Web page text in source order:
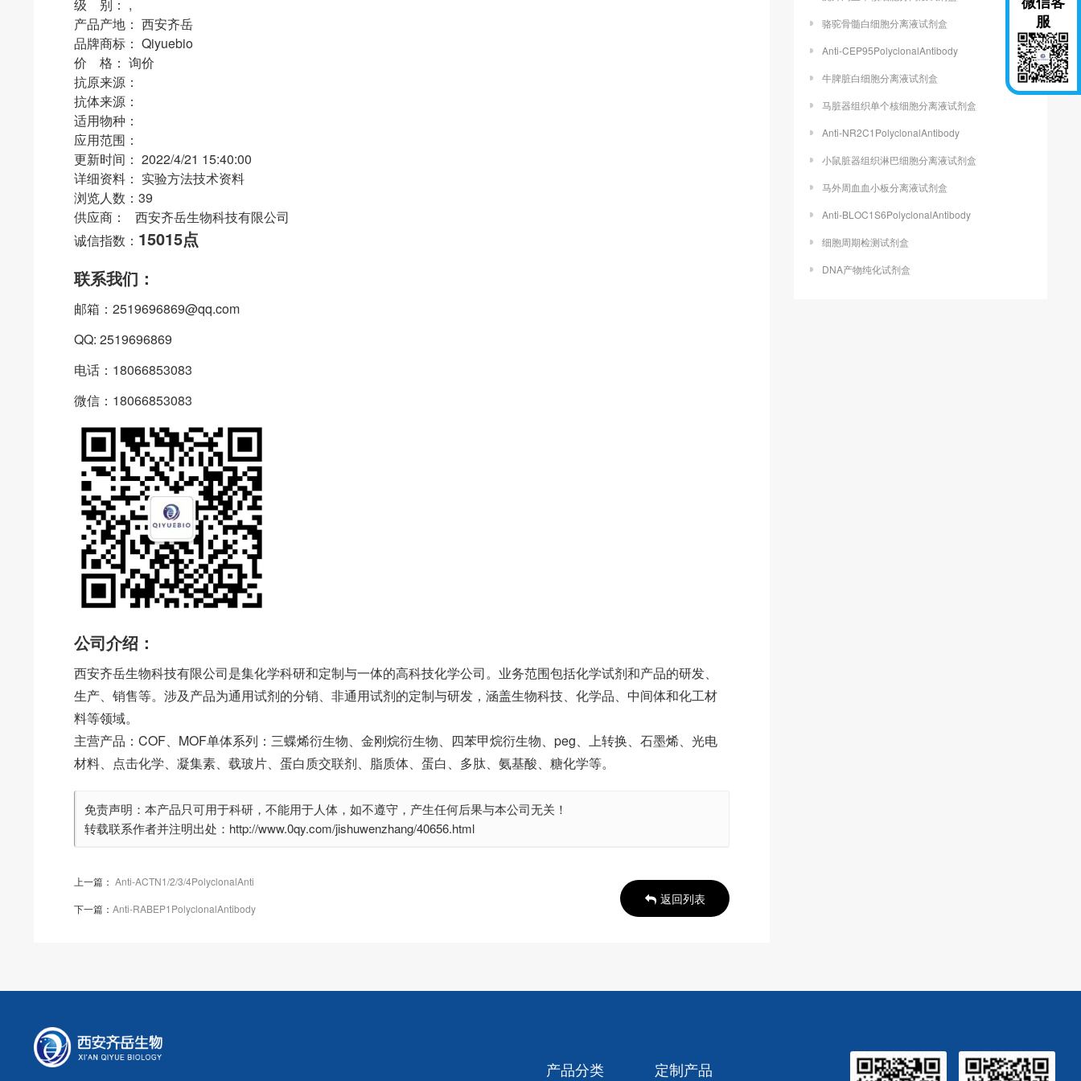
级 别： ,
产品产地： 西安齐岳
品牌商标： Qiyuebio
价 格： 询价
抗原来源：
抗体来源：
适用物种：
应用范围：
更新时间： 2022/4/21 15:40:00
详细资料： 实验方法技术资料
浏览人数：39
供应商： 西安齐岳生物科技有限公司
诚信指数： 15015点
联系我们：
邮箱：2519696869@qq.com
QQ: 2519696869
电话：18066853083
微信：18066853083
公司介绍：
西安齐岳生物科技有限公司是集化学科研和定制与一体的高科技化学公司。业务范围包括化学试剂和产品的研发、
生产、销售等。涉及产品为通用试剂的分销、非通用试剂的定制与研发，涵盖生物科技、化学品、中间体和化工材
料等领域。
主营产品：COF、MOF单体系列：三蝶烯衍生物、金刚烷衍生物、四苯甲烷衍生物、peg、上转换、石墨烯、光电
材料、点击化学、凝集素、载玻片、蛋白质交联剂、脂质体、蛋白、多肽、氨基酸、糖化学等。
免责声明：本产品只可用于科研，不能用于人体，如不遵守，产生任何后果与本公司无关！
转载联系作者并注明出处：http://www.0qy.com/jishuwenzhang/40656.html
上一篇： Anti-ACTN1/2/3/4PolyclonalAnti
下一篇： Anti-RABEP1PolyclonalAntibody
返回列表
骆驼骨髓白细胞分离液试剂盒
Anti-CEP95PolyclonalAntibody
牛脾脏白细胞分离液试剂盒
马脏器组织单个核细胞分离液试剂盒
Anti-NR2C1PolyclonalAntibody
小鼠脏器组织淋巴细胞分离液试剂盒
马外周血血小板分离液试剂盒
Anti-BLOC1S6PolyclonalAntibody
细胞周期检测试剂盒
DNA产物纯化试剂盒
服
产品分类 定制产品